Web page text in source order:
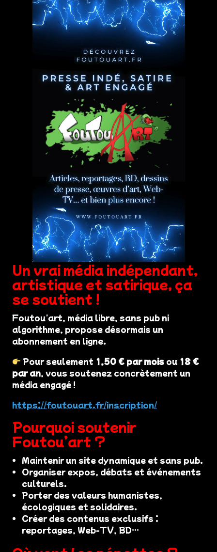
Un vrai média indépendant,
artistique et satirique, ça
se soutient !
Foutou'art, média libre, sans pub ni
algorithme, propose désormais un
abonnement en ligne.
Pour seulement 1,50 € par mois ou 18 €
par an, vous soutenez concrètement un
média engagé !
https://foutouart.fr/inscription/
Pourquoi soutenir
Foutou’art ?
Maintenir un site dynamique et sans pub.
Organiser expos, débats et événements
culturels.
Porter des valeurs humanistes,
écologiques et solidaires.
Créer des contenus exclusifs :
reportages, Web-TV, BD…